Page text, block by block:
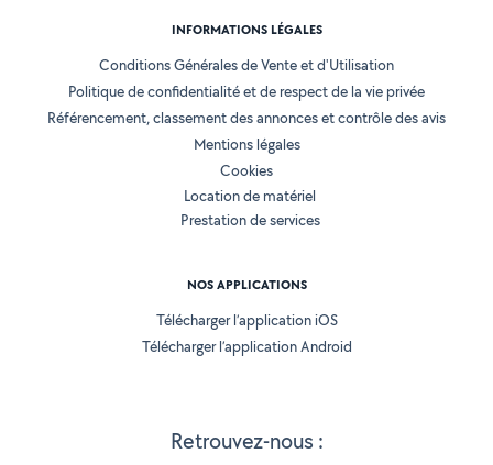
Retrouvez-nous :
INFORMATIONS LÉGALES
Conditions Générales de Vente et d'Utilisation
Politique de confidentialité et de respect de la vie privée
Référencement, classement des annonces et contrôle des avis
Mentions légales
Cookies
Location de matériel
Prestation de services
NOS APPLICATIONS
Télécharger l’application iOS
Télécharger l’application Android